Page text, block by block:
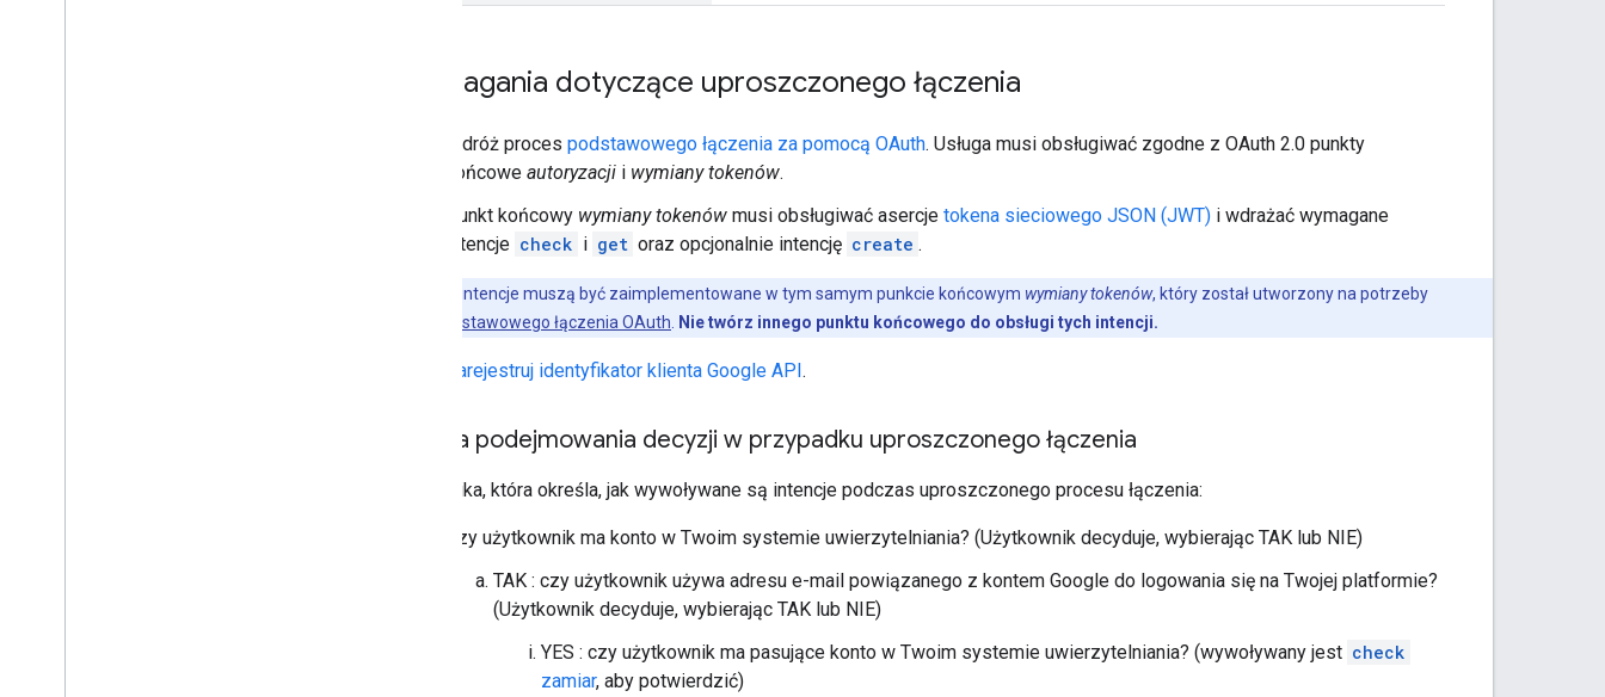
Wymagania dotyczące uproszczonego łączenia
Wdróż proces podstawowego łączenia za pomocą OAuth. Usługa musi obsługiwać zgodne z OAuth 2.0 punkty
końcowe autoryzacji i wymiany tokenów.
Punkt końcowy wymiany tokenów musi obsługiwać asercje tokena sieciowego JSON (JWT) i wdrażać wymagane
intencje check i get oraz opcjonalnie intencję create .
te intencje muszą być zaimplementowane w tym samym punkcie końcowym wymiany tokenów, który został utworzony na potrzeby
podstawowego łączenia OAuth. Nie twórz innego punktu końcowego do obsługi tych intencji.
Zarejestruj identyfikator klienta Google API .
Logika podejmowania decyzji w przypadku uproszczonego łączenia
Oto logika, która określa, jak wywoływane są intencje podczas uproszczonego procesu łączenia:
Czy użytkownik ma konto w Twoim systemie uwierzytelniania? (Użytkownik decyduje, wybierając TAK lub NIE)
TAK : czy użytkownik używa adresu e-mail powiązanego z kontem Google do logowania się na Twojej platformie?
(Użytkownik decyduje, wybierając TAK lub NIE)
YES : czy użytkownik ma pasujące konto w Twoim systemie uwierzytelniania? (wywoływany jest check
zamiar, aby potwierdzić)